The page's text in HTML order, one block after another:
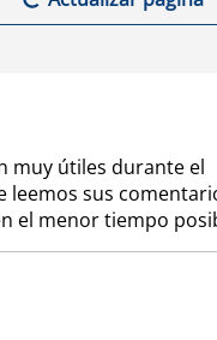
muy útiles durante el
leemos sus
el menor tiempo